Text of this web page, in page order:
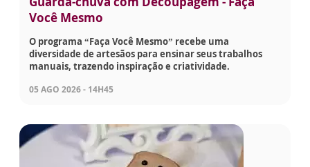
Você Mesmo
O programa “Faça Você Mesmo” recebe uma
diversidade de artesãos para ensinar seus trabalhos
manuais, trazendo inspiração e criatividade.
05 AGO 2026 - 14H45